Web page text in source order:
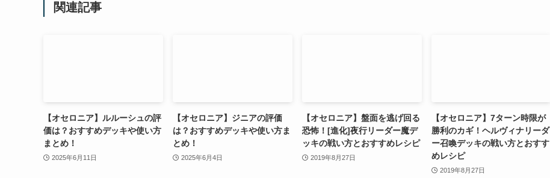
関連記事
【オセロニア】ルルーシュの評
価は？おすすめデッキや使い方
まとめ！
2025年6月11日
【オセロニア】ジニアの評価
は？おすすめデッキや使い方ま
とめ！
2025年6月4日
【オセロニア】盤面を逃げ回る
恐怖！[進化]夜行リーダー魔デ
ッキの戦い方とおすすめレシピ
2019年8月27日
【オセロニア】7ターン時限が
勝利のカギ！ヘルヴィナリーダ
ー召喚デッキの戦い方とおすす
めレシピ
2019年8月27日